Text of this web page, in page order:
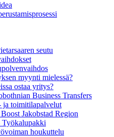
seutu
myynti mielessä?
ostaa yritys?
Business Transfers
ja toimitilapalvelut
Jakobstad Region
houkuttelu